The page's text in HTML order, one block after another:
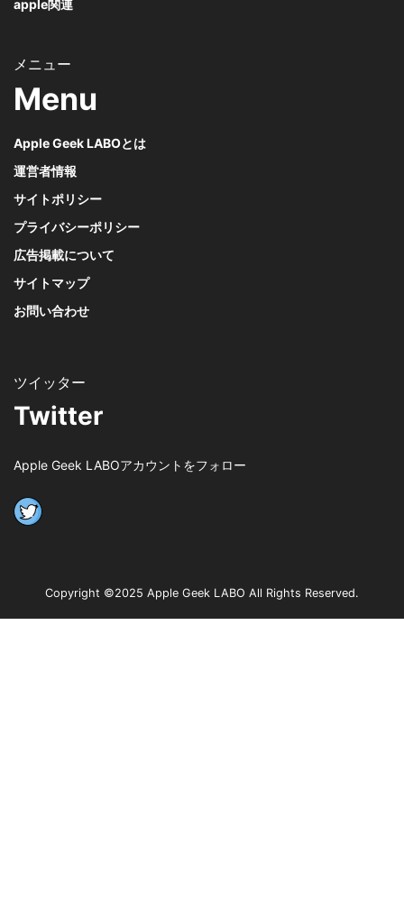
apple関連
Menu
Apple Geek LABOとは
運営者情報
サイトポリシー
プライバシーポリシー
広告掲載について
サイトマップ
お問い合わせ
Twitter
Apple Geek LABOアカウントをフォロー
Copyright ©2025 Apple Geek LABO All Rights Reserved.